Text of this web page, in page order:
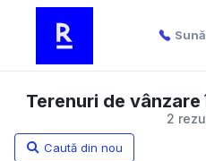
2
Terenuri de vânzare
Caută din nou